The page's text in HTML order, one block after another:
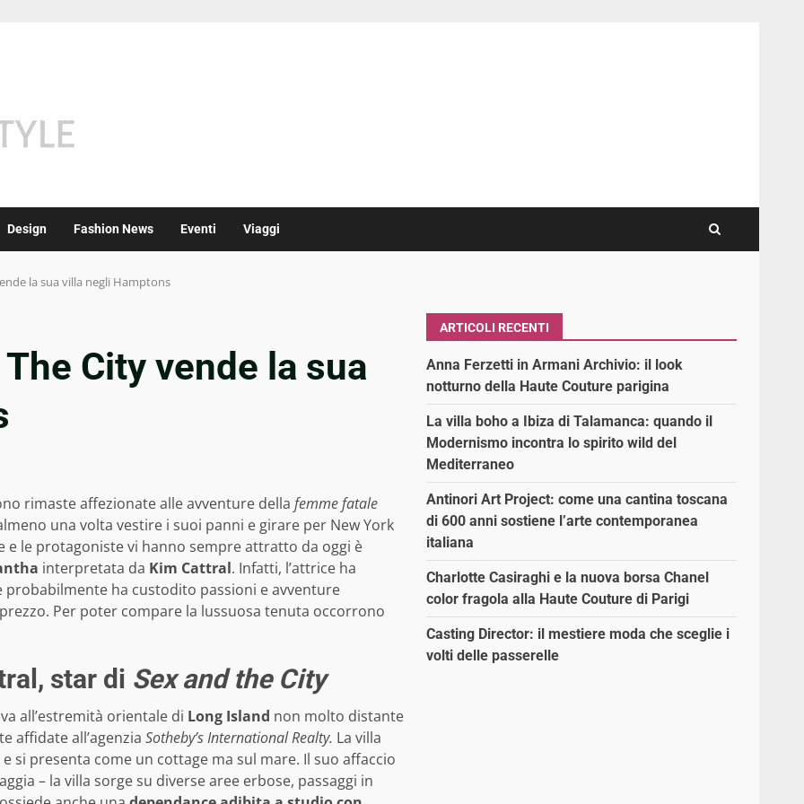
Design Fashion News Eventi Viaggi
la sua villa negli Hamptons
City vende la sua
rimaste affezionate alle avventure della femme fatale
una volta vestire i suoi panni e girare per New York
e le protagoniste vi hanno sempre attratto da oggi è
interpretata da Kim Cattral. Infatti, l’attrice ha
probabilmente ha custodito passioni e avventure
Per poter compare la lussuosa tenuta occorrono
star di Sex and the City
all’estremità orientale di Long Island non molto distante
affidate all’agenzia Sotheby’s International Realty. La villa
e si presenta come un cottage ma sul mare. Il suo affaccio
– la villa sorge su diverse aree erbose, passaggi in
ARTICOLI RECENTI
Anna Ferzetti in Armani Archivio: il look
notturno della Haute Couture parigina
La villa boho a Ibiza di Talamanca: quando il
Modernismo incontra lo spirito wild del
Mediterraneo
Antinori Art Project: come una cantina toscana
di 600 anni sostiene l’arte contemporanea
italiana
Charlotte Casiraghi e la nuova borsa Chanel
color fragola alla Haute Couture di Parigi
Casting Director: il mestiere moda che sceglie i
volti delle passerelle